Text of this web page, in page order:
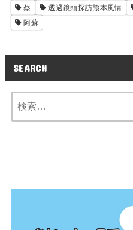
蔡
透過鏡頭探訪熊本風情
阿蘇
SEARCH